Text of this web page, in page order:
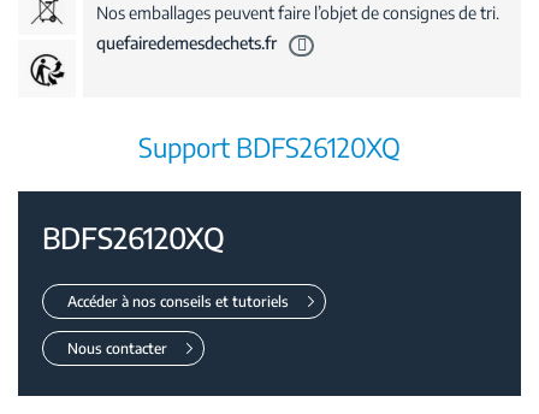
Nos emballages peuvent faire l’objet de consignes de tri.
quefairedemesdechets.fr
Support BDFS26120XQ
BDFS26120XQ
Accéder à nos conseils et tutoriels
Nous contacter